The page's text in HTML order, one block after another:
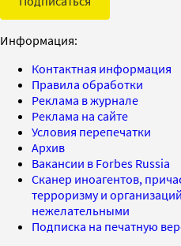
Информация:
Контактная информация
Правила обработки
Реклама в журнале
Реклама на сайте
Условия перепечатки
Архив
Вакансии в Forbes Russia
Сканер иноагентов,
терроризму и
нежелательными
Подписка на печатную